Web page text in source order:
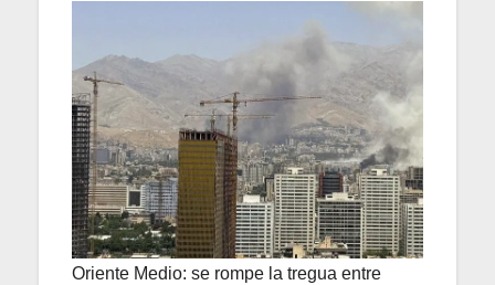
Oriente Medio: se rompe la tregua entre